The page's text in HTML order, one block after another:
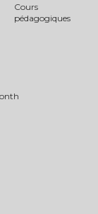
Cours
pédagogiques